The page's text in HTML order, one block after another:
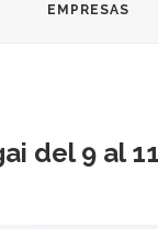
EMPRESAS
del 9 al